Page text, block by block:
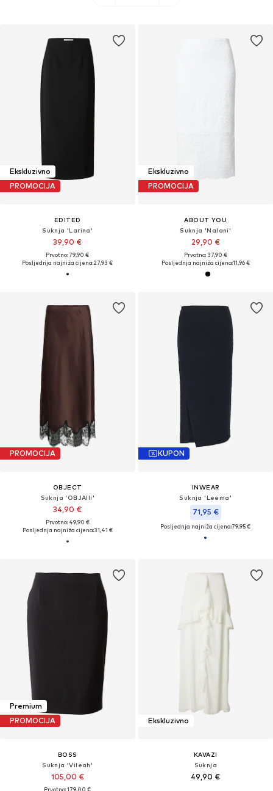
Ekskluzivno
PROMOCIJA
EDITED
Suknja 'Larina'
39,90 €
Prvotno: 79,90 €
Posljednja najniža cijena:27,93 €
Ekskluzivno
PROMOCIJA
ABOUT YOU
Suknja 'Nalani'
29,90 €
Prvotno: 37,90 €
Posljednja najniža cijena:11,96 €
PROMOCIJA
OBJECT
Suknja 'OBJAlli'
34,90 €
Prvotno: 49,90 €
Posljednja najniža cijena:31,41 €
KUPON
INWEAR
Suknja 'Leema'
71,95 €
Posljednja najniža cijena:79,95 €
Premium
PROMOCIJA
BOSS
Suknja 'Vileah'
105,00 €
Prvotno: 179,00 €
Ekskluzivno
KAVAZI
Suknja
49,90 €